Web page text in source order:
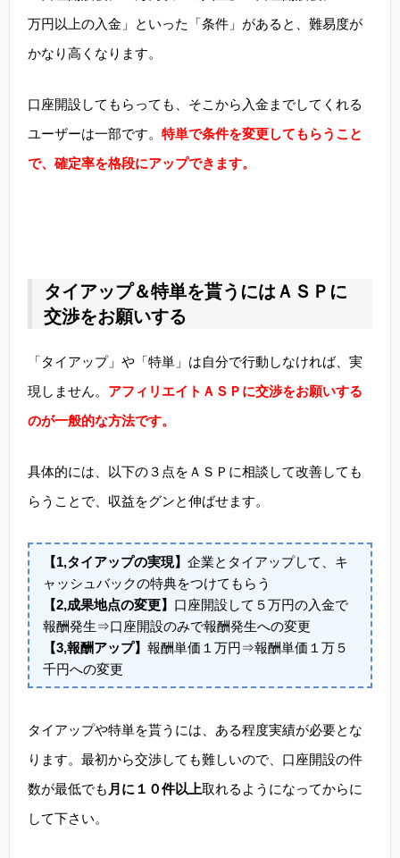
万円以上の入金」といった「条件」があると、難易度が
かなり高くなります。
口座開設してもらっても、そこから入金までしてくれる
ユーザーは一部です。 特単で条件を変更してもらうこと
で、確定率を格段にアップできます。
タイアップ＆特単を貰うにはＡＳＰに
交渉をお願いする
「タイアップ」や「特単」は自分で行動しなければ、実
現しません。 アフィリエイトＡＳＰに交渉をお願いする
のが一般的な方法です。
具体的には、以下の３点をＡＳＰに相談して改善しても
らうことで、収益をグンと伸ばせます。
【1,タイアップの実現】 企業とタイアップして、キ
ャッシュバックの特典をつけてもらう
【2,成果地点の変更】 口座開設して５万円の入金で
報酬発生⇒口座開設のみで報酬発生への変更
【3,報酬アップ】 報酬単価１万円⇒報酬単価１万５
千円への変更
タイアップや特単を貰うには、ある程度実績が必要とな
ります。最初から交渉しても難しいので、口座開設の件
数が最低でも 月に１０件以上取れるようになってからに
して下さい。